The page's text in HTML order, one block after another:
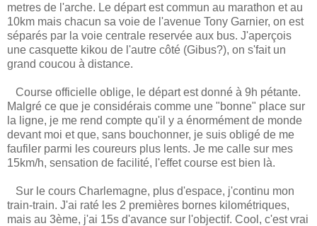
metres de l'arche. Le départ est commun au marathon et au
10km mais chacun sa voie de l'avenue Tony Garnier, on est
séparés par la voie centrale reservée aux bus. J'aperçois
une casquette kikou de l'autre côté (Gibus?), on s'fait un
grand coucou à distance.
Course officielle oblige, le départ est donné à 9h pétante.
Malgré ce que je considérais comme une "bonne" place sur
la ligne, je me rend compte qu'il y a énormément de monde
devant moi et que, sans bouchonner, je suis obligé de me
faufiler parmi les coureurs plus lents. Je me calle sur mes
15km/h, sensation de facilité, l'effet course est bien là.
Sur le cours Charlemagne, plus d'espace, j'continu mon
train-train. J'ai raté les 2 premières bornes kilométriques,
mais au 3ème, j'ai 15s d'avance sur l'objectif. Cool, c'est vrai